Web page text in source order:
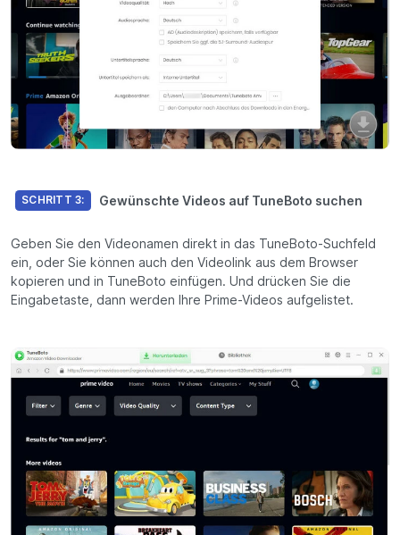
SCHRITT 3: Gewünschte Videos auf TuneBoto suchen
Geben Sie den Videonamen direkt in das TuneBoto-Suchfeld
ein, oder Sie können auch den Videolink aus dem Browser
kopieren und in TuneBoto einfügen. Und drücken Sie die
Eingabetaste, dann werden Ihre Prime-Videos aufgelistet.